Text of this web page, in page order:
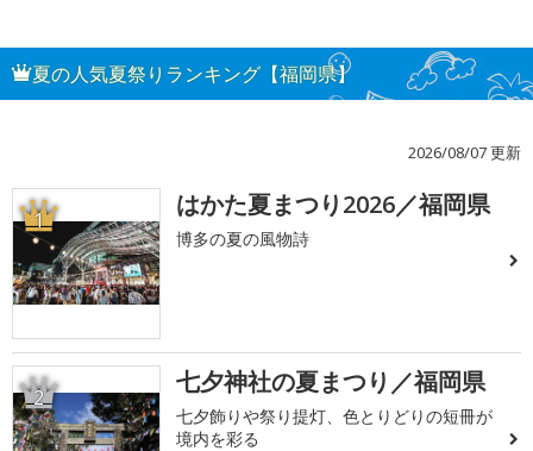
夏の人気夏祭りランキング【福岡県】
2026/08/07 更新
1 はかた夏まつり2026／福岡県
博多の夏の風物詩
2 七夕神社の夏まつり／福岡県
七夕飾りや祭り提灯、色とりどりの短冊が
境内を彩る